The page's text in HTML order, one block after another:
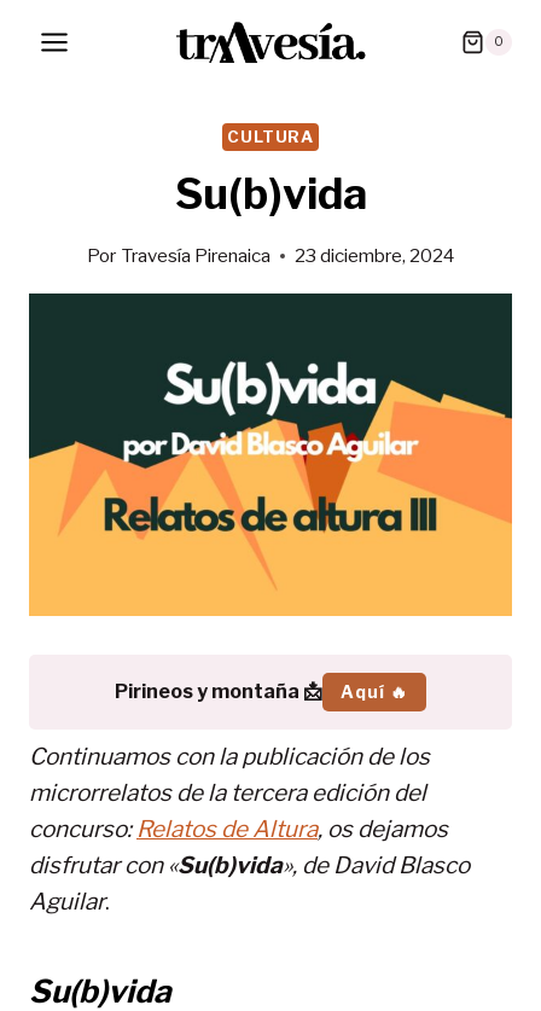
0
CULTURA
Su(b)vida
Por Travesía Pirenaica 23 diciembre, 2024
Pirineos y montaña 📩 Aquí 🔥
Continuamos con la publicación de los
microrrelatos de la tercera edición del
concurso:Relatos de Altura, os dejamos
disfrutar con «Su(b)vida», de David Blasco
Aguilar.
Su(b)vida